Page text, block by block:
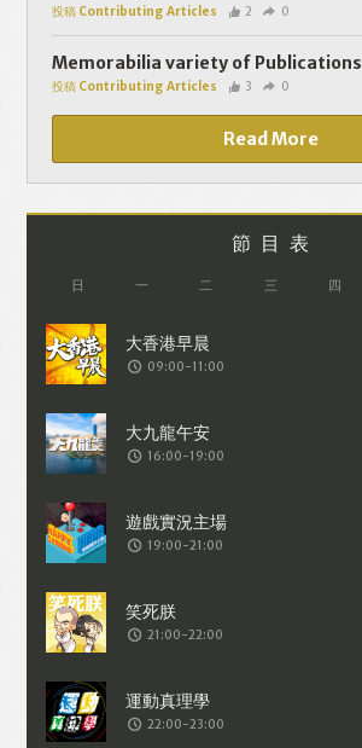
投稿 Contributing Articles 2 0
Memorabilia variety of Publications
投稿 Contributing Articles 3 0
Read More
節目表
日 一 二 三 四
09:00-11:00
16:00-19:00
19:00-21:00
21:00-22:00
22:00-23:00